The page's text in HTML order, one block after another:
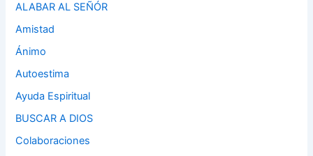
ALABAR AL SEÑÓR
Amistad
Ánimo
Autoestima
Ayuda Espiritual
BUSCAR A DIOS
Colaboraciones